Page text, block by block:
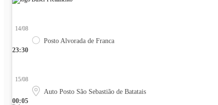
23:30
14/08
Posto Alvorada de Franca
00:05
15/08
Auto Posto São Sebastião de Batatais